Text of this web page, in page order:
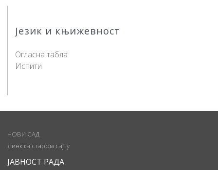
Језик и књижевност
Огласна табла
Испити
НОВИ САД
Линк ка старом сајту
ЈАВНОСТ РАДА